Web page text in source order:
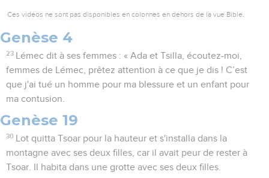
Ces vidéos ne sont pas disponibles en colonnes en dehors de la vue Bible.
Genèse 4
23
Lémec dit à ses femmes : « Ada et Tsilla, écoutez-moi,
femmes de Lémec, prêtez attention à ce que je dis ! C’est
que j'ai tué un homme pour ma blessure et un enfant pour
ma contusion.
Genèse 19
30
Lot quitta Tsoar pour la hauteur et s'installa dans la
montagne avec ses deux filles, car il avait peur de rester à
Tsoar. Il habita dans une grotte avec ses deux filles.